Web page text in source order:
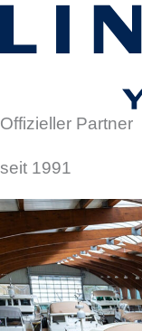
Offizieller Partner
seit 1991